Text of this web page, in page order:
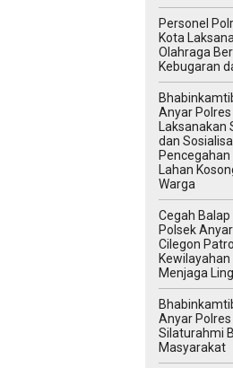
Personel
Kota
Olahraga
Kebugaran
Anyar Polres
Laksanakan
dan
Lahan
Warga
Cegah Balap
Polsek
Cilegon
Kewilayahan
Menjaga
Anyar Polres
Silaturahmi
Masyarakat